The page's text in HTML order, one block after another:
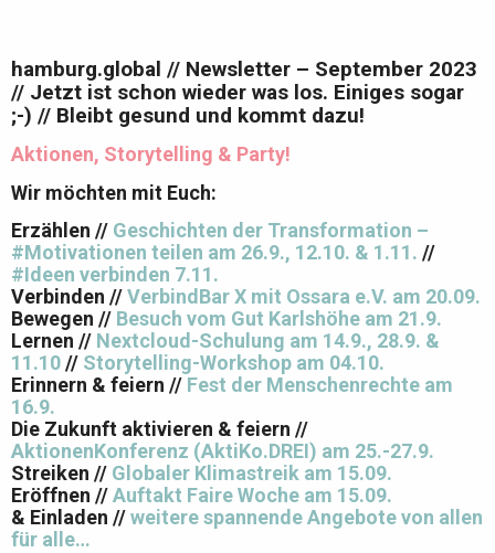
hamburg.global // Newsletter – September 2023
// Jetzt ist schon wieder was los. Einiges sogar
;-) // Bleibt gesund und kommt dazu!
Aktionen, Storytelling & Party!
Wir möchten mit Euch:
Erzählen // Geschichten der Transformation –
#Motivationen teilen am 26.9., 12.10. & 1.11. //
#Ideen verbinden 7.11.
Verbinden //VerbindBar X mit Ossara e.V. am 20.09.
Bewegen // Besuch vom Gut Karlshöhe am 21.9.
Lernen // Nextcloud-Schulung am 14.9., 28.9. &
11.10// Storytelling-Workshop am 04.10.
Erinnern & feiern // Fest der Menschenrechte am
16.9.
Die Zukunft aktivieren & feiern //
AktionenKonferenz (AktiKo.DREI) am 25.-27.9.
Streiken // Globaler Klimastreik am 15.09.
Eröffnen //Auftakt Faire Woche am 15.09.
& Einladen //weitere spannende Angebote von allen
für alle…